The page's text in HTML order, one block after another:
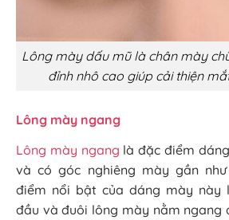
Lông mày dấu mũ là chân mày
đỉnh nhô cao giúp cải thiện
Lông mày ngang
Lông mày ngang là đặc điểm
và có góc nghiêng mày gần
điểm nổi bật của dáng mày này
đầu và đuôi lông mày nằm ngang